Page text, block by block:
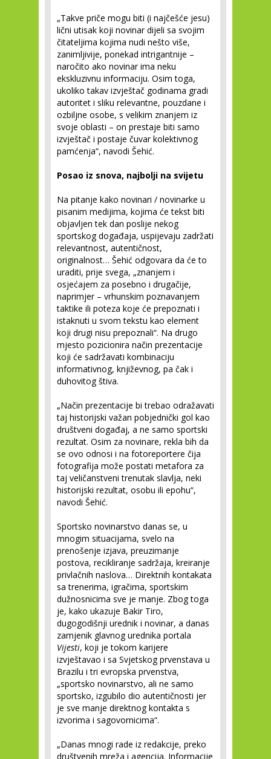
„Takve priče mogu biti (i najčešće jesu)
lični utisak koji novinar dijeli sa svojim
čitateljima kojima nudi nešto više,
zanimljivije, ponekad intrigantnije –
naročito ako novinar ima neku
ekskluzivnu informaciju. Osim toga,
ukoliko takav izvještač godinama gradi
autoritet i sliku relevantne, pouzdane i
ozbiljne osobe, s velikim znanjem iz
svoje oblasti – on prestaje biti samo
izvještač i postaje čuvar kolektivnog
pamćenja“, navodi Šehić.
Posao iz snova, najbolji na svijetu
Na pitanje kako novinari / novinarke u
pisanim medijima, kojima će tekst biti
objavljen tek dan poslije nekog
sportskog događaja, uspijevaju zadržati
relevantnost, autentičnost,
originalnost… Šehić odgovara da će to
uraditi, prije svega, „znanjem i
osjećajem za posebno i drugačije,
naprimjer – vrhunskim poznavanjem
taktike ili poteza koje će prepoznati i
istaknuti u svom tekstu kao element
koji drugi nisu prepoznali“. Na drugo
mjesto pozicionira način prezentacije
koji će sadržavati kombinaciju
informativnog, književnog, pa čak i
duhovitog štiva.
„Način prezentacije bi trebao odražavati
taj historijski važan pobjednički gol kao
društveni događaj, a ne samo sportski
rezultat. Osim za novinare, rekla bih da
se ovo odnosi i na fotoreportere čija
fotografija može postati metafora za
taj veličanstveni trenutak slavlja, neki
historijski rezultat, osobu ili epohu“,
navodi Šehić.
Sportsko novinarstvo danas se, u
mnogim situacijama, svelo na
prenošenje izjava, preuzimanje
postova, recikliranje sadržaja, kreiranje
privlačnih naslova… Direktnih kontakata
sa trenerima, igračima, sportskim
dužnosnicima sve je manje. Zbog toga
je, kako ukazuje Bakir Tiro,
dugogodišnji urednik i novinar, a danas
zamjenik glavnog urednika portala
Vijesti, koji je tokom karijere
izvještavao i sa Svjetskog prvenstava u
Brazilu i tri evropska prvenstva,
„sportsko novinarstvo, ali ne samo
sportsko, izgubilo dio autentičnosti jer
je sve manje direktnog kontakta s
izvorima i sagovornicima“.
„Danas mnogi rade iz redakcije, preko
društvenih mreža i agencija. Informacije